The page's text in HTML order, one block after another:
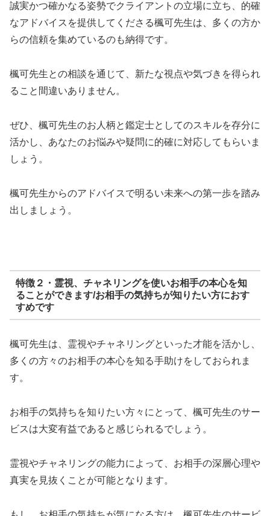
誠実かつ確かなる姿勢でクライアントの立場に立ち、的確
なアドバイスを提供してくださる楓可先生は、多くの方か
らの信頼を集めているのも納得です。
楓可先生との相談を通じて、新たな視点や気づきを得られ
ること間違いありません。
ぜひ、楓可先生のお人柄と鑑定士としてのスキルを存分に
活かし、あなたのお悩みや疑問に的確に対応してもらいま
しょう。
楓可先生からのアドバイスで明るい未来への第一歩を踏み
出しましょう。
特徴２・霊視、チャネリングを使いお相手の本心を知
ることができます/お相手の気持ちが知りたい方におす
すめです
楓可先生は、霊視やチャネリングといった才能を活かし、
多くの方々のお相手の本心を知る手助けをしておられま
す。
お相手の気持ちを知りたい方々にとって、楓可先生のサー
ビスは大変有益であると感じられるでしょう。
霊視やチャネリングの能力によって、お相手の深層心理や
真実を見抜くことが可能となります。